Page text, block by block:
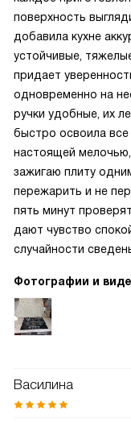
поверхность
добавила кухне
устойчивые,
придает
одновременно на
ручки удобные, их
быстро освоила
настоящей
зажигаю плиту
пережарить и не
пять минут
дают чувство
случайности
Фотографии и
Василина